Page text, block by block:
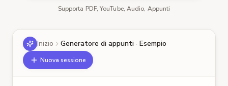
Supporta PDF, YouTube, Audio, Appunti
Inizio Generatore di appunti · Esempio
Nuova sessione